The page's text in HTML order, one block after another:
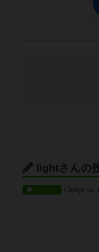
lightさんの
レビュー